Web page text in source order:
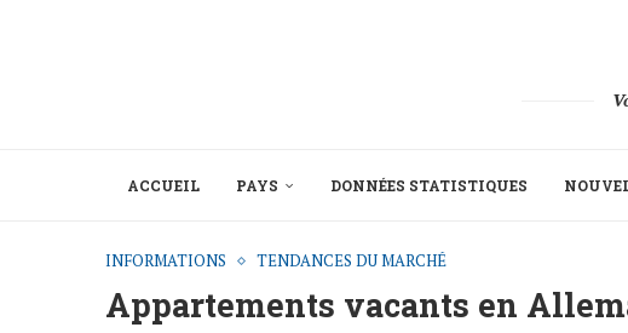
ACCUEIL PAYS DONNÉES STATISTIQUES
INFORMATIONS TENDANCES DU MARCHÉ
Appartements vacants en